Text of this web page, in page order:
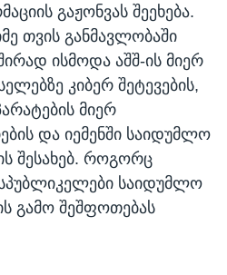
გაჟონვას შეეხება.
თვის განმავლობაში
ისმოდა აშშ-ის მიერ
კიბერ შეტევების,
მიერ
და იემენში საიდუმლო
შესახებ. როგორც
საიდუმლო
გამო შეშფოთებას